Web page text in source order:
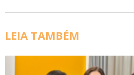
LEIA TAMBÉM